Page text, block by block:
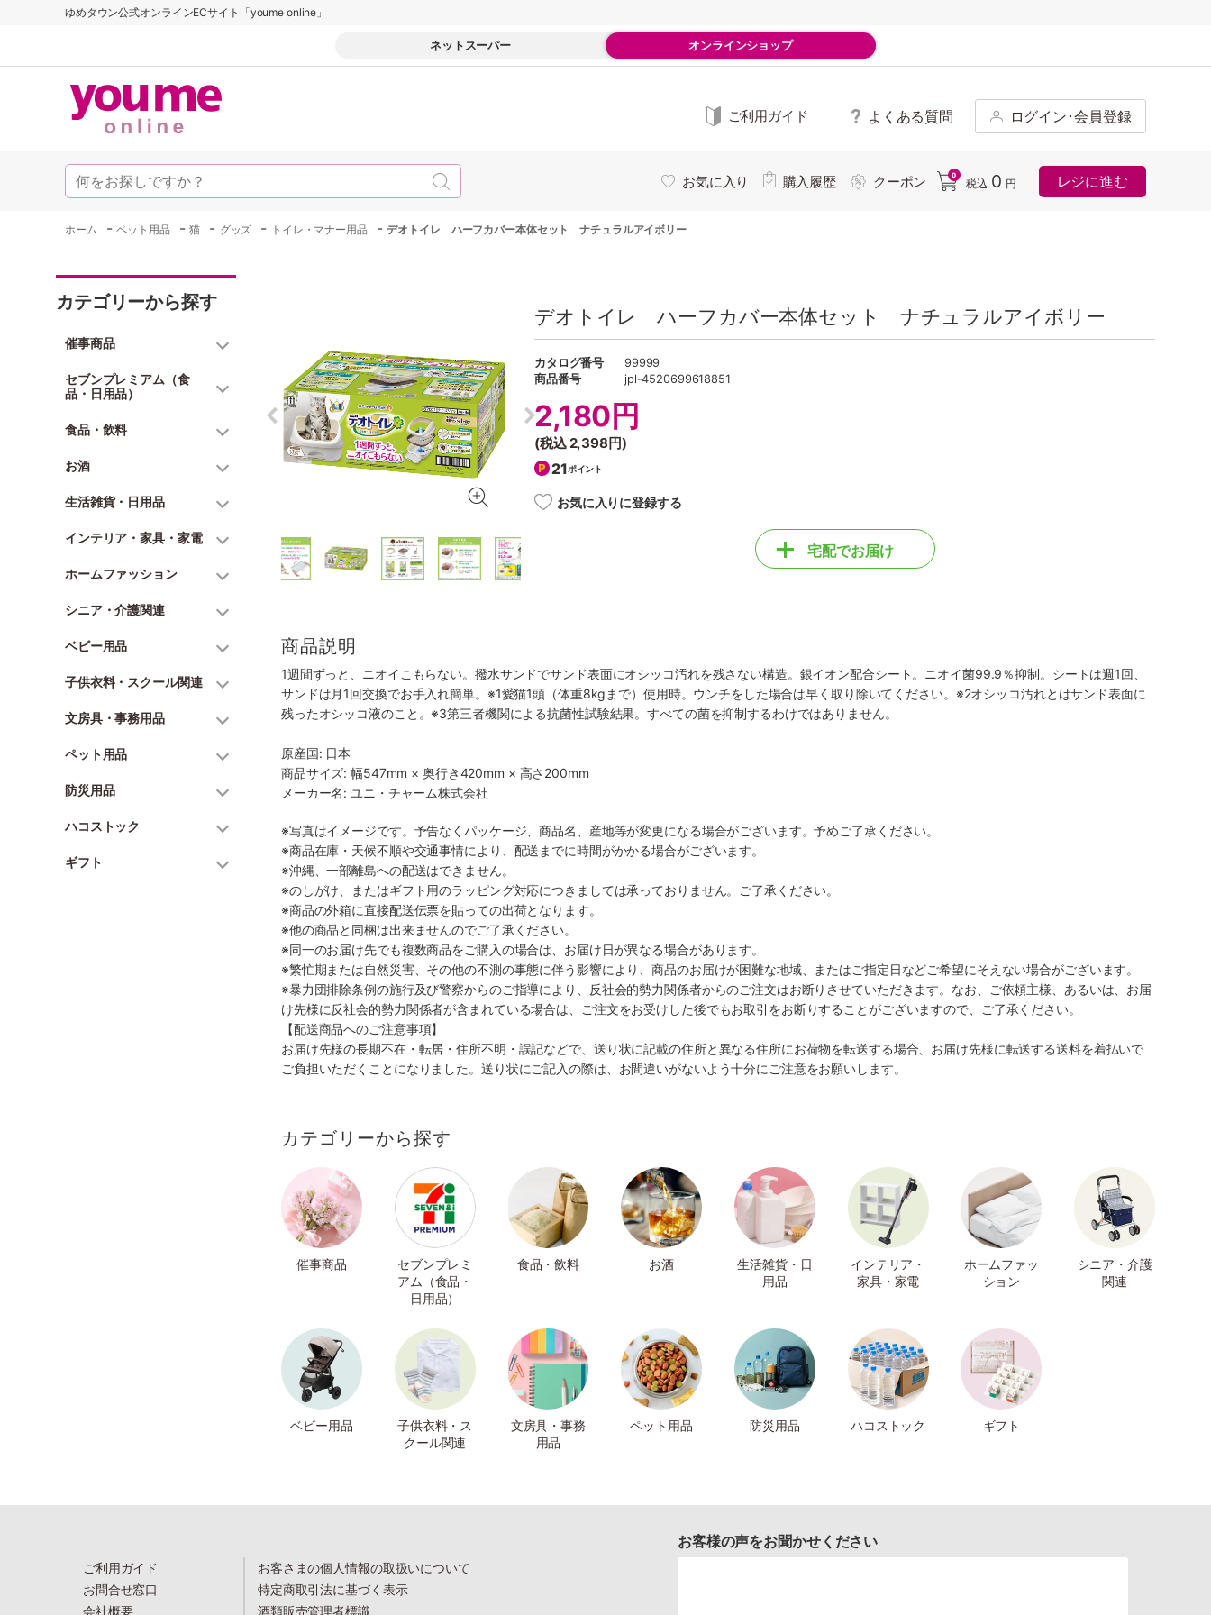
ゆめタウン公式オンラインECサイト「youme online」
ネットスーパー オンラインショップ
ご利用ガイド よくある質問 ログイン･会員登録
お気に入り 購入履歴 クーポン 0
税込 0 円 レジに進む
ホーム -ペット用品 -猫 - グッズ - トイレ・マナー用品 -デオトイレ ハーフカバー本体セット ナチュラルアイボリー
カテゴリーから探す
催事商品
セブンプレミアム（食
品・日用品）
食品・飲料
お酒
生活雑貨・日用品
インテリア・家具・家電
ホームファッション
シニア・介護関連
ベビー用品
子供衣料・スクール関連
文房具・事務用品
ペット用品
防災用品
ハコストック
ギフト
デオトイレ ハーフカバー本体セット ナチュラルアイボリー
カタログ番号
99999
商品番号
jpl-4520699618851
2,180円
(税込2,398円)
21ポイント
お気に入りに登録する
宅配でお届け
商品説明
1週間ずっと、ニオイこもらない。撥水サンドでサンド表面にオシッコ汚れを残さない構造。銀イオン配合シート。ニオイ菌99.9％抑制。シートは週1回、
サンドは月1回交換でお手入れ簡単。※1愛猫1頭（体重8kgまで）使用時。ウンチをした場合は早く取り除いてください。※2オシッコ汚れとはサンド表面に
残ったオシッコ液のこと。※3第三者機関による抗菌性試験結果。すべての菌を抑制するわけではありません。
原産国: 日本
商品サイズ: 幅547mm × 奥行き420mm × 高さ200mm
メーカー名: ユニ・チャーム株式会社
※写真はイメージです。予告なくパッケージ、商品名、産地等が変更になる場合がございます。予めご了承ください。
※商品在庫・天候不順や交通事情により、配送までに時間がかかる場合がございます。
※沖縄、一部離島への配送はできません。
※のしがけ、またはギフト用のラッピング対応につきましては承っておりません。ご了承ください。
※商品の外箱に直接配送伝票を貼っての出荷となります。
※他の商品と同梱は出来ませんのでご了承ください。
※同一のお届け先でも複数商品をご購入の場合は、お届け日が異なる場合があります。
※繁忙期または自然災害、その他の不測の事態に伴う影響により、商品のお届けが困難な地域、またはご指定日などご希望にそえない場合がございます。
※暴力団排除条例の施行及び警察からのご指導により、反社会的勢力関係者からのご注文はお断りさせていただきます。なお、ご依頼主様、あるいは、お届
け先様に反社会的勢力関係者が含まれている場合は、ご注文をお受けした後でもお取引をお断りすることがございますので、ご了承ください。
【配送商品へのご注意事項】
お届け先様の長期不在・転居・住所不明・誤記などで、送り状に記載の住所と異なる住所にお荷物を転送する場合、お届け先様に転送する送料を着払いで
ご負担いただくことになりました。送り状にご記入の際は、お間違いがないよう十分にご注意をお願いします。
カテゴリーから探す
催事商品
セブンプレミ
アム（食品・
日用品）
食品・飲料 お酒
生活雑貨・日
用品
インテリア・
家具・家電
ホームファッ
ション
シニア・介護
関連
ベビー用品
子供衣料・ス
クール関連
文房具・事務
用品
ペット用品 防災用品 ハコストック ギフト
ご利用ガイド
お問合せ窓口
会社概要
お客さまの個人情報の取扱いについて
特定商取引法に基づく表示
酒類販売管理者標識
お客様の声をお聞かせください